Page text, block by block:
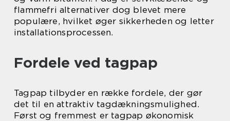
flammefri alternativer dog blevet mere
populære, hvilket øger sikkerheden og letter
installationsprocessen.
Fordele ved tagpap
Tagpap tilbyder en række fordele, der gør
det til en attraktiv tagdækningsmulighed.
Først og fremmest er tagpap økonomisk